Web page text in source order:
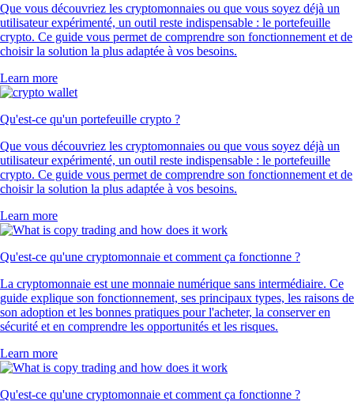
Que vous découvriez les cryptomonnaies ou que vous soyez déjà un
utilisateur expérimenté, un outil reste indispensable : le portefeuille
crypto. Ce guide vous permet de comprendre son fonctionnement et de
choisir la solution la plus adaptée à vos besoins.
Learn more
Qu'est-ce qu'un portefeuille crypto ?
Que vous découvriez les cryptomonnaies ou que vous soyez déjà un
utilisateur expérimenté, un outil reste indispensable : le portefeuille
crypto. Ce guide vous permet de comprendre son fonctionnement et de
choisir la solution la plus adaptée à vos besoins.
Learn more
Qu'est-ce qu'une cryptomonnaie et comment ça fonctionne ?
La cryptomonnaie est une monnaie numérique sans intermédiaire. Ce
guide explique son fonctionnement, ses principaux types, les raisons de
son adoption et les bonnes pratiques pour l'acheter, la conserver en
sécurité et en comprendre les opportunités et les risques.
Learn more
Qu'est-ce qu'une cryptomonnaie et comment ça fonctionne ?